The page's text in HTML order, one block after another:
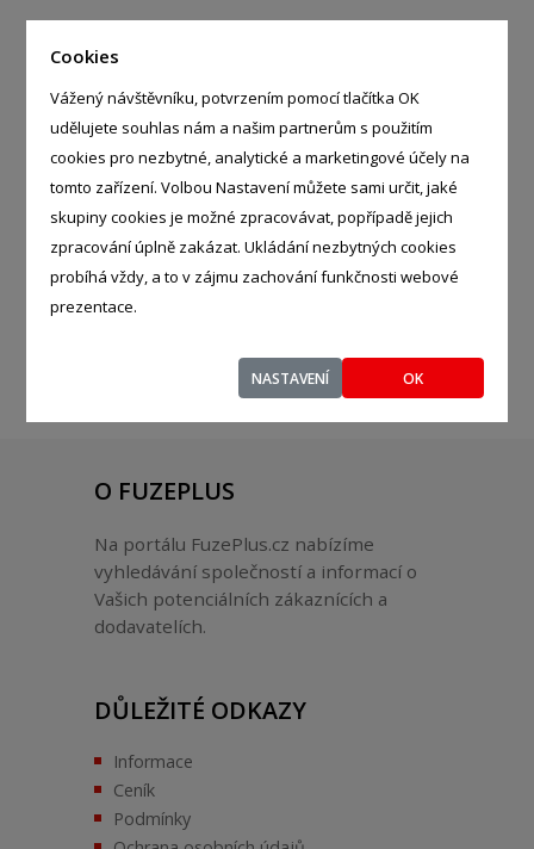
Cookies
Vážený návštěvníku, potvrzením pomocí tlačítka OK
udělujete souhlas nám a našim partnerům s použitím
cookies pro nezbytné, analytické a marketingové účely na
tomto zařízení. Volbou Nastavení můžete sami určit, jaké
skupiny cookies je možné zpracovávat, popřípadě jejich
zpracování úplně zakázat. Ukládání nezbytných cookies
probíhá vždy, a to v zájmu zachování funkčnosti webové
prezentace.
NASTAVENÍ OK
DIČ:
CZ6453082317
KATEGORIE
Zahrada
O FUZEPLUS
Na portálu FuzePlus.cz nabízíme
vyhledávání společností a informací o
Vašich potenciálních zákaznících a
dodavatelích.
DŮLEŽITÉ ODKAZY
Informace
Ceník
Podmínky